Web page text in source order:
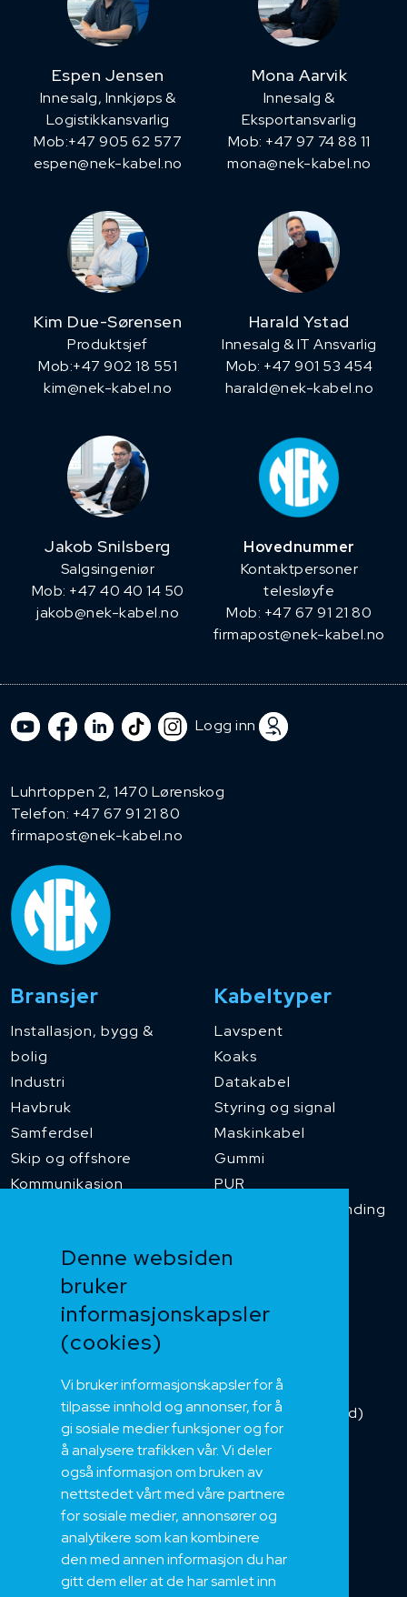
Denne websiden
bruker
informasjonskapsler
(cookies)
Vi bruker informasjonskapsler for å
tilpasse innhold og annonser, for å
gi sosiale medier funksjoner og for
å analysere trafikken vår. Vi deler
også informasjon om bruken av
nettstedet vårt med våre partnere
for sosiale medier, annonsører og
analytikere som kan kombinere
den med annen informasjon du har
gitt dem eller at de har samlet inn
Espen Jensen
Innesalg, ​Innkjøps &
Logistikkansvarlig
Mob:+47 905 62 577
espen@nek-kabel.no
Mona Aarvik
Innesalg &
Eksportansvarlig
Mob: +47 97 74 88 11
mona@nek-kabel.no
Kim Due-Sørensen
Produktsjef
​Mob:+47 902 18 551
kim@nek-kabel.no
Harald Ystad
Innesalg & IT Ansvarlig
Mob: +47 901 53 454
harald@nek-kabel.no
Jakob Snilsberg
​Salgsingeniør
Mob: +47 40 40 14 50
jakob@nek-kabel.no
Hovednummer
Kontaktpersoner
telesløyfe
Mob: +47 67 91 21 80
firmapost@nek-kabel.no
Logg inn
Luhrtoppen 2, 1470 Lørenskog
Telefon: +47 67 91 21 80
firmapost@nek-kabel.no
Bransjer
Installasjon, bygg &
bolig
Industri
Havbruk
Samferdsel
Skip og offshore
Kommunikasjon
Kabeltyper
Lavspent
Koaks
Datakabel
Styring og signal
Maskinkabel
Gummi
PUR
Temperaturbestanding
Heis og kran
Kategorikabel
Installasjonskabel
Kombikabel (Hybrid)
DNV sertifisert
Tilbehør
Om oss
Bærekraft og Åpenhet
Jobb hos oss